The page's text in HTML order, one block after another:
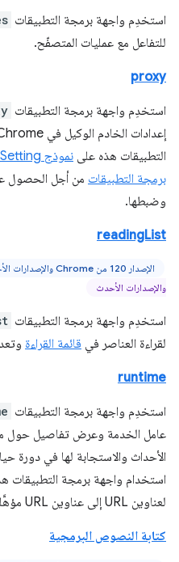
استخدِم واجهة برمجة التطبيقات
للتفاعل مع عمليات المتصفّح.
proxy
استخدِم واجهة برمجة التطبيقات
التطبيقات هذه على
برمجة التطبيقات من أجل الحصول
وضبطها.
readingList
الإصدار 120 من Chrome والإصدارات الأحدث
والإصدارات الأحدث
استخدِم واجهة برمجة التطبيقات
لقراءة العناصر في قائمة القراءة
runtime
استخدِم واجهة برمجة التطبيقات
عامل الخدمة وعرض تفاصيل حول
الأحداث والاستجابة لها في دورة
استخدام واجهة برمجة التطبيقات
لعناوين URL إلى عناوين URL مؤهَّلة بالكامل.
كتابة النصوص البرمجية